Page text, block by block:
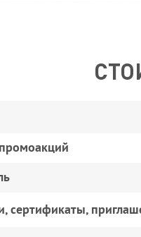
сертификаты,